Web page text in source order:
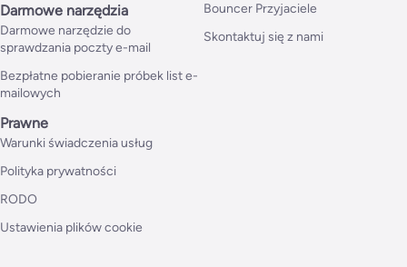
Darmowe narzędzia
Darmowe narzędzie do
sprawdzania poczty e-mail
Bezpłatne pobieranie próbek list e-
mailowych
Bouncer Przyjaciele
Skontaktuj się z nami
Prawne
Warunki świadczenia usług
Polityka prywatności
RODO
Ustawienia plików cookie